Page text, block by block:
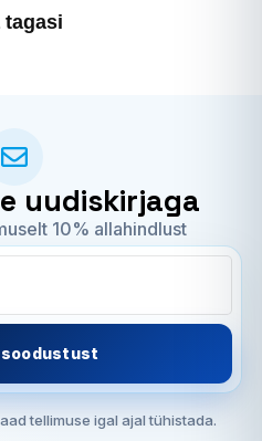
tagasi
uudiskirjaga
10% allahindlust
soodustust
tellimuse igal ajal tühistada.